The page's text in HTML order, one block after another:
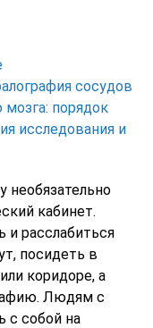
сосудов
мозга: порядок
исследования и
необязательно
кабинет.
и расслабиться
посидеть в
коридоре, а
Людям с
с собой на